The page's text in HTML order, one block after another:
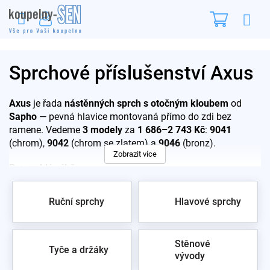
na
obsah
Sprchové příslušenství Axus
Axus je řada nástěnných sprch s otočným kloubem od
Sapho — pevná hlavice montovaná přímo do zdi bez
ramene. Vedeme 3 modely za 1 686–2 743 Kč: 9041
(chrom), 9042 (chrom se zlatem) a9046 (bronz).
Otočný kloub umožňuje nasměrovat proud vody bez
Bronz stojí zhruba o 950 Kč více než chromová
varianta
Zobrazit více
Ruční sprchy Hlavové sprchy
Tyče a držáky
Stěnové
vývody